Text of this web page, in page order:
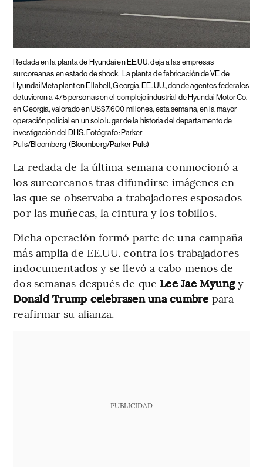
Redada en la planta de Hyundai en EE.UU. deja a las empresas
surcoreanas en estado de shock. La planta de fabricación de VE de
Hyundai Metaplant en Ellabell, Georgia, EE. UU., donde agentes federales
detuvieron a 475 personas en el complejo industrial de Hyundai Motor Co.
en Georgia, valorado en US$7.600 millones, esta semana, en la mayor
operación policial en un solo lugar de la historia del departamento de
investigación del DHS. Fotógrafo: Parker
Puls/Bloomberg (Bloomberg/Parker Puls)
La redada de la última semana conmocionó a
los surcoreanos tras difundirse imágenes en
las que se observaba a trabajadores esposados
por las muñecas, la cintura y los tobillos.
Dicha operación formó parte de una campaña
más amplia de EE.UU. contra los trabajadores
indocumentados y se llevó a cabo menos de
dos semanas después de que Lee Jae Myungy
Donald Trump celebrasen una cumbre para
reafirmar su alianza.
PUBLICIDAD